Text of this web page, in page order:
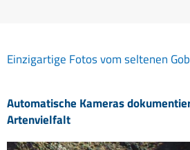
Einzigartige Fotos vom seltenen
Automatische Kameras
Artenvielfalt